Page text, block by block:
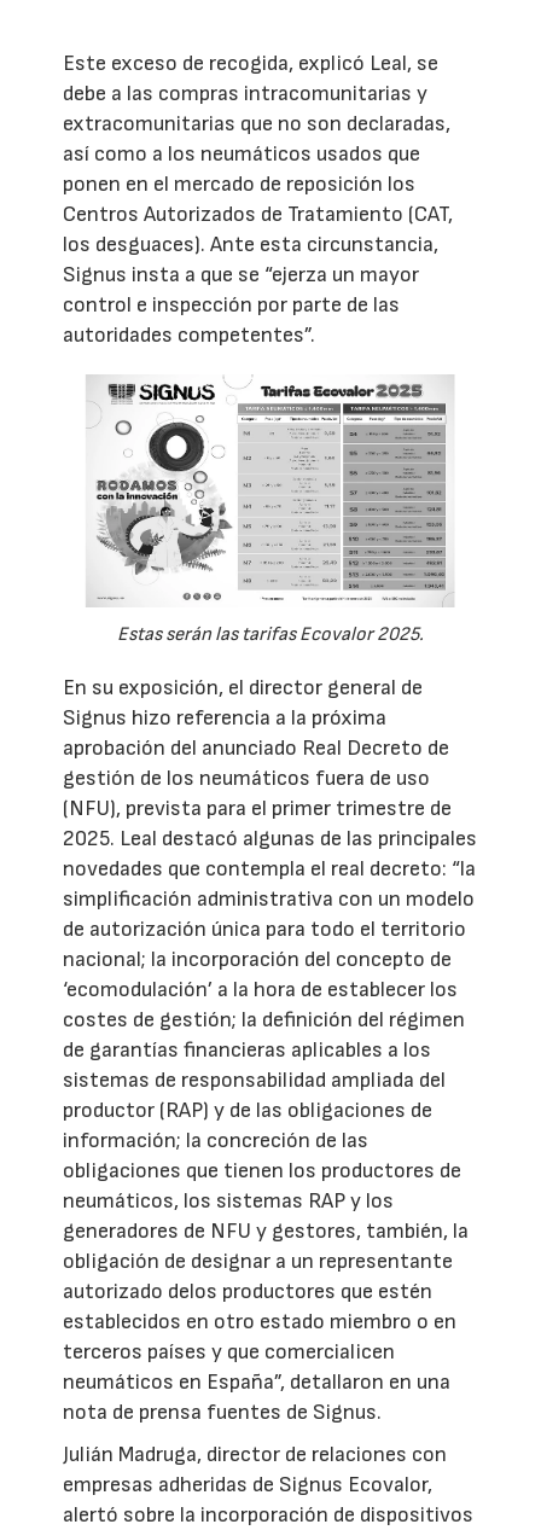
Este exceso de recogida, explicó Leal, se
debe a las compras intracomunitarias y
extracomunitarias que no son declaradas,
así como a los neumáticos usados que
ponen en el mercado de reposición los
Centros Autorizados de Tratamiento (CAT,
los desguaces). Ante esta circunstancia,
Signus insta a que se “ejerza un mayor
control e inspección por parte de las
autoridades competentes”.
Estas serán las tarifas Ecovalor 2025.
En su exposición, el director general de
Signus hizo referencia a la próxima
aprobación del anunciado Real Decreto de
gestión de los neumáticos fuera de uso
(NFU), prevista para el primer trimestre de
2025. Leal destacó algunas de las principales
novedades que contempla el real decreto: “la
simplificación administrativa con un modelo
de autorización única para todo el territorio
nacional; la incorporación del concepto de
‘ecomodulación’ a la hora de establecer los
costes de gestión; la definición del régimen
de garantías financieras aplicables a los
sistemas de responsabilidad ampliada del
productor (RAP) y de las obligaciones de
información; la concreción de las
obligaciones que tienen los productores de
neumáticos, los sistemas RAP y los
generadores de NFU y gestores, también, la
obligación de designar a un representante
autorizado delos productores que estén
establecidos en otro estado miembro o en
terceros países y que comercialicen
neumáticos en España”, detallaron en una
nota de prensa fuentes de Signus.
Julián Madruga, director de relaciones con
empresas adheridas de Signus Ecovalor,
alertó sobre la incorporación de dispositivos